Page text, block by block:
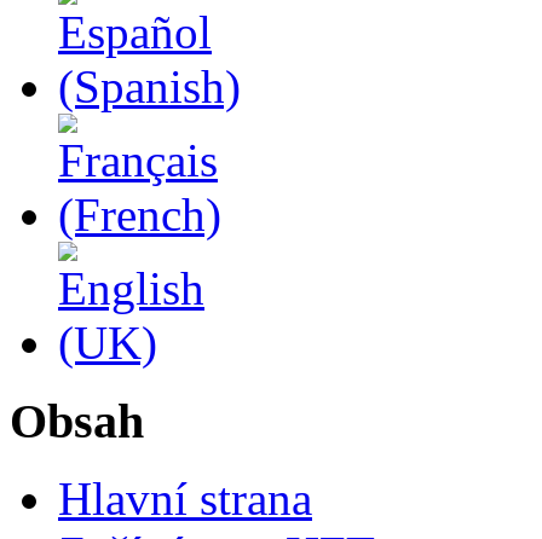
Obsah
Hlavní strana